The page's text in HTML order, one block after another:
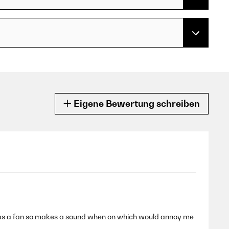
Eigene Bewertung schreiben
fan so makes a sound when on which would annoy me